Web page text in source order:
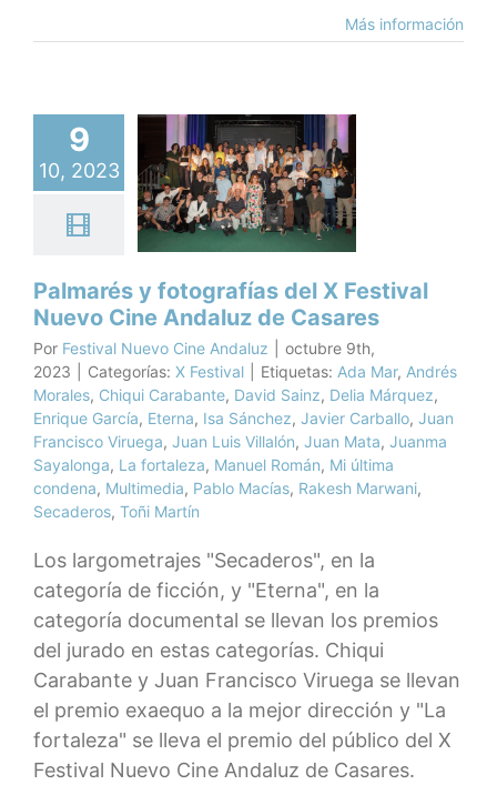
Más información
9
10, 2023
y
del
Cine
de
FestivalPalmarés y fotografías del X Festival
Nuevo Cine Andaluz de Casares
Por Festival Nuevo Cine Andaluz
octubre 9th,
2023
Categorías: X Festival Etiquetas: Ada Mar, Andrés
Morales, Chiqui Carabante, David Sainz, Delia Márquez,
Enrique García, Eterna, Isa Sánchez, Javier Carballo, Juan
Francisco Viruega, Juan Luis Villalón, Juan Mata, Juanma
Sayalonga, La fortaleza, Manuel Román, Mi última
condena, Multimedia, Pablo Macías, Rakesh Marwani,
Secaderos, Toñi Martín
Los largometrajes "Secaderos", en la
categoría de ficción, y "Eterna", en la
categoría documental se llevan los premios
del jurado en estas categorías. Chiqui
Carabante y Juan Francisco Viruega se llevan
el premio exaequo a la mejor dirección y "La
fortaleza" se lleva el premio del público del X
Festival Nuevo Cine Andaluz de Casares.